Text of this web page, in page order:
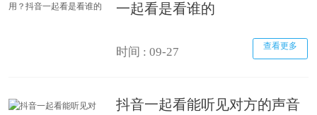
一起看是看谁的
时间 : 09-27 查看更多
抖音一起看能听见对方的声音